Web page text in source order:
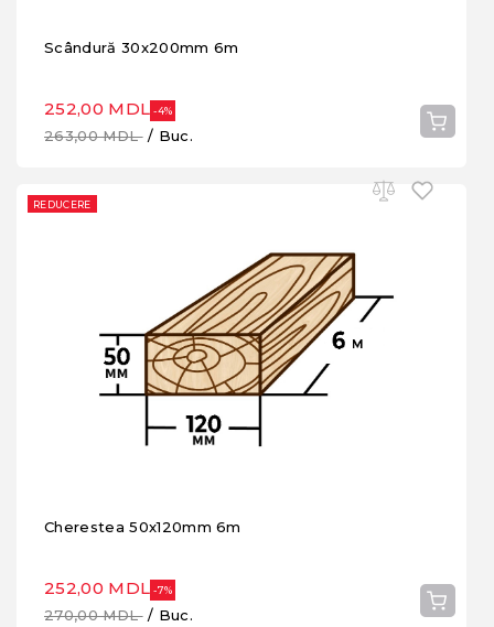
Scândură 30x200mm 6m
252,00 MDL -4%
263,00 MDL/ Buc.
REDUCERE
Cherestea 50x120mm 6m
252,00 MDL -7%
270,00 MDL/ Buc.